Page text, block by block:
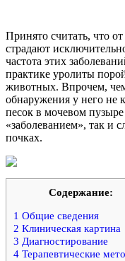
Принято считать, что
страдают
частота этих
практике уролиты
животных. Впрочем,
обнаружения у него не
песок в мочевом
«заболеванием», так и
почках.
Содержание:
1 Общие сведения
2 Клиническая картина
3 Диагностирование
4 Терапевтические